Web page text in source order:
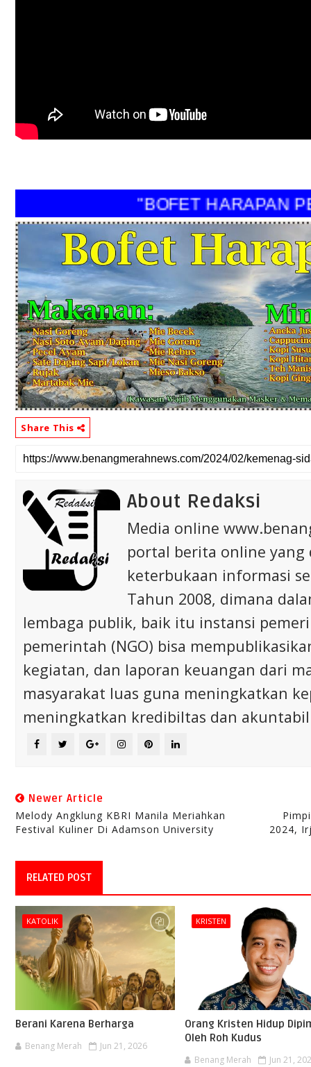
"BOFET HARAPAN
Share This
About Redaksi
Media online
portal berita online
keterbukaan informasi
Tahun 2008, dimana
lembaga publik, baik itu instansi
pemerintah (NGO) bisa
kegiatan, dan laporan keuangan dari
masyarakat luas guna meningkatkan
meningkatkan kredibiltas dan
Newer Article
Melody Angklung KBRI Manila Meriahkan
Festival Kuliner Di Adamson University
2024,
RELATED POST
KATOLIK
Berani Karena Berharga
Benang Merah Jun 21, 2026
KRISTEN
Orang Kristen Hidup
Oleh Roh Kudus
Benang Merah Jun 21,